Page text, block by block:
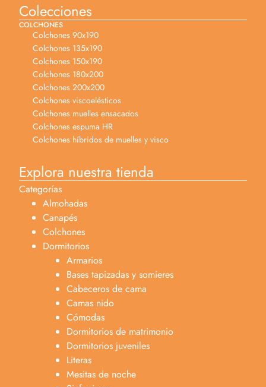
Colecciones
COLCHONES
Colchones 90x190
Colchones 135x190
Colchones 150x190
Colchones 180x200
Colchones 200x200
Colchones viscoelésticos
Colchones muelles ensacados
Colchones espuma HR
Colchones híbridos de muelles y visco
Explora nuestra tienda
Categorías
Almohadas
Canapés
Colchones
Dormitorios
Armarios
Bases tapizadas y somieres
Cabeceros de cama
Camas nido
Cómodas
Dormitorios de matrimonio
Dormitorios juveniles
Literas
Mesitas de noche